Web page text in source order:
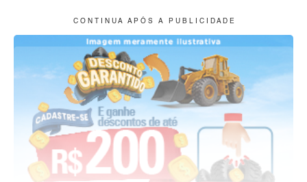
C O N T I N U A A P Ó S A P U B L I C I D A D E